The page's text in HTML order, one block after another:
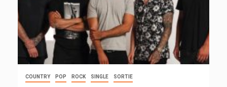
COUNTRY POP ROCK SINGLE SORTIE